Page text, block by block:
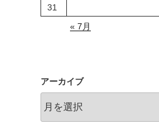
31
« 7月
アーカイブ